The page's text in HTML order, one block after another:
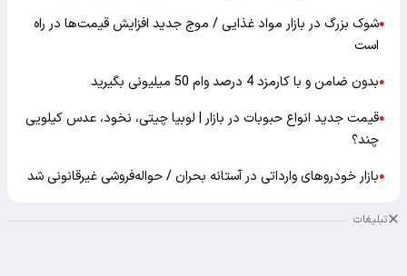
●شوک بزرگ در بازار مواد غذایی / موج جدید افزایش قیمت‌ها در راه
است
●بدون ضامن و با کارمزد 4 درصد وام 50 میلیونی بگیرید
●قیمت جدید انواع حبوبات در بازار | لوبیا چیتی، نخود، عدس کیلویی
چند؟
●بازار خودرو‌های وارداتی در آستانه بحران / حواله‌فروشی غیرقانونی شد
تبلیغات